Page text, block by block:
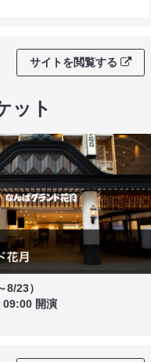
サイトを閲覧する
ット
8/23）
09:00 開演